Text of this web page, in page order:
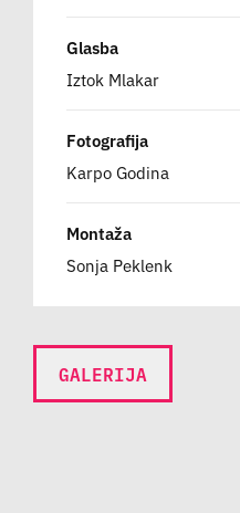
Glasba
Iztok Mlakar
Fotografija
Karpo Godina
Montaža
Sonja Peklenk
GALERIJA